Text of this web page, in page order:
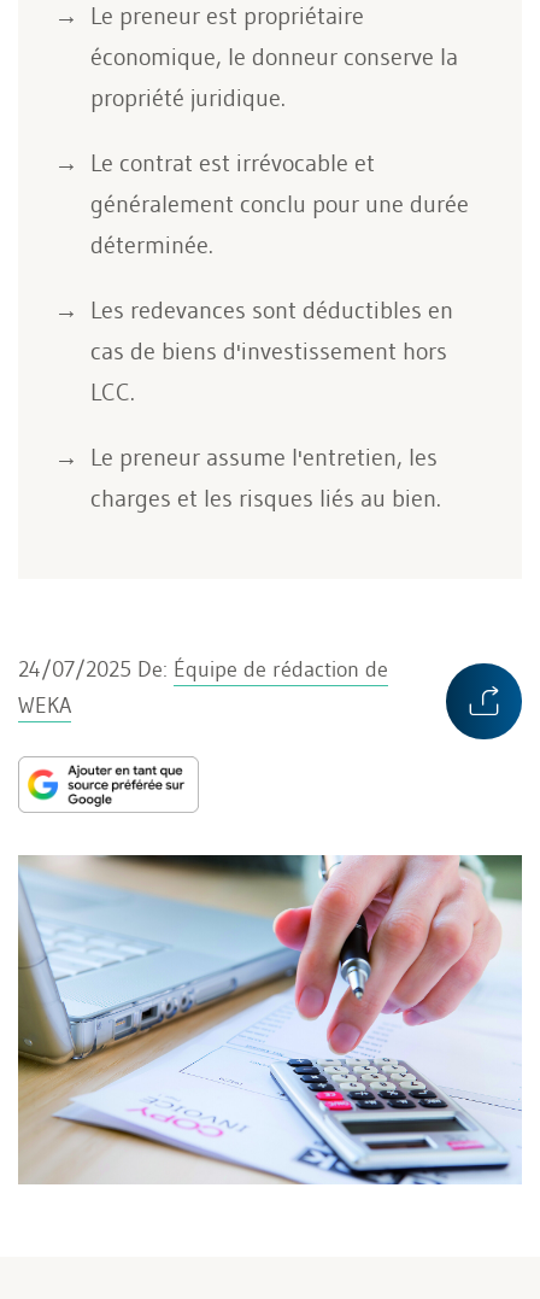
Le preneur est propriétaire
économique, le donneur conserve la
propriété juridique.
Le contrat est irrévocable et
généralement conclu pour une durée
déterminée.
Les redevances sont déductibles en
cas de biens d'investissement hors
LCC.
Le preneur assume l'entretien, les
charges et les risques liés au bien.
24/07/2025 De: Équipe de rédaction de
WEKA